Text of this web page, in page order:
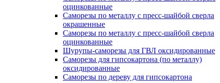
оцинкованные
Саморезы по металлу с пресс-шайбой сверла
окрашенные
Саморезы по металлу с пресс-шайбой сверла
оцинкованные
Шурупы-саморезы для ГВЛ оксидированные
Саморезы для гипсокартона (по металлу)
оксидированные
Саморезы по дереву для гипсокартона